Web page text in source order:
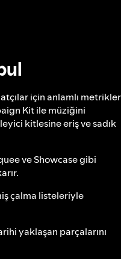
için anlamlı metrikler
Kit ile müziğini
kitlesine eriş ve sadık
ve Showcase gibi
çalma listeleriyle
yaklaşan parçalarını